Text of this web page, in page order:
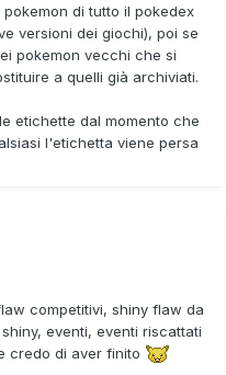
di tutto il pokedex
versioni dei giochi), poi se
pokemon vecchi che si
a quelli già archiviati.
etichette dal momento che
l'etichetta viene persa
competitivi, shiny flaw da
eventi, eventi riscattati
credo di aver finito